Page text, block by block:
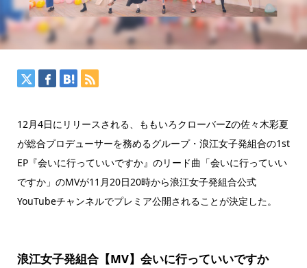
12月4日にリリースされる、ももいろクローバーZの佐々木彩夏
が総合プロデューサーを務めるグループ・浪江女子発組合の1st
EP『会いに行っていいですか』のリード曲「会いに行っていい
ですか」のMVが11月20日20時から浪江女子発組合公式
YouTubeチャンネルでプレミア公開されることが決定した。
浪江女子発組合【MV】会いに行っていいですか